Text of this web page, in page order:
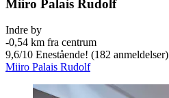
Miiro Palais Rudolf
Indre by
‐0,54 km fra centrum
9,6/10 Enestående! (182 anmeldelser)
Miiro Palais Rudolf